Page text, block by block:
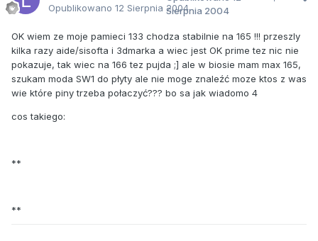
Opublikowano 12 Sierpnia 2004Sierpnia 2004
OK wiem ze moje pamieci 133 chodza stabilnie na 165 !!! przeszly
kilka razy aide/sisofta i 3dmarka a wiec jest OK prime tez nic nie
pokazuje, tak wiec na 166 tez pujda ;] ale w biosie mam max 165,
szukam moda SW1 do płyty ale nie moge znaleźć moze ktos z was
wie które piny trzeba połaczyć??? bo sa jak wiadomo 4
cos takiego:
**
**